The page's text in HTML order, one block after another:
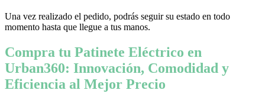
Una vez realizado el pedido, podrás seguir su estado en todo
momento hasta que llegue a tus manos.
Compra tu Patinete Eléctrico en
Urban360: Innovación, Comodidad y
Eficiencia al Mejor Precio